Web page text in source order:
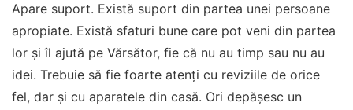
Apare suport. Există suport din partea unei persoane
apropiate. Există sfaturi bune care pot veni din partea
lor și îl ajută pe Vărsător, fie că nu au timp sau nu au
idei. Trebuie să fie foarte atenți cu reviziile de orice
fel, dar și cu aparatele din casă. Ori depășesc un